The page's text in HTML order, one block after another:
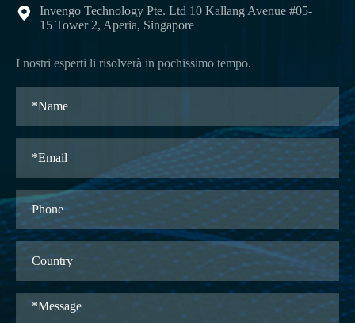

Invengo Technology Pte. Ltd 10 Kallang Avenue #05-
15 Tower 2, Aperia, Singapore
I nostri esperti li risolverà in pochissimo tempo.